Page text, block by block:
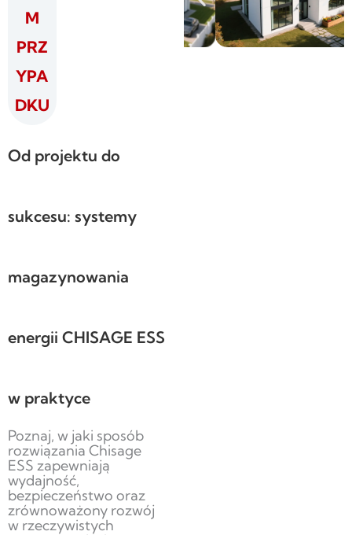
M
PRZ
YPA
DKU
Od projektu do
sukcesu: systemy
magazynowania
energii CHISAGE ESS
w praktyce
Poznaj, w jaki sposób
rozwiązania Chisage
ESS zapewniają
wydajność,
bezpieczeństwo oraz
zrównoważony rozwój
w rzeczywistych